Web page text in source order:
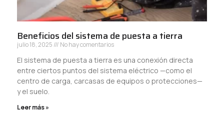
Beneficios del sistema de puesta a tierra
julio 18, 2025 No hay comentarios
El sistema de puesta a tierra es una conexión directa
entre ciertos puntos del sistema eléctrico —como el
centro de carga, carcasas de equipos o protecciones—
y el suelo.
Leer más »